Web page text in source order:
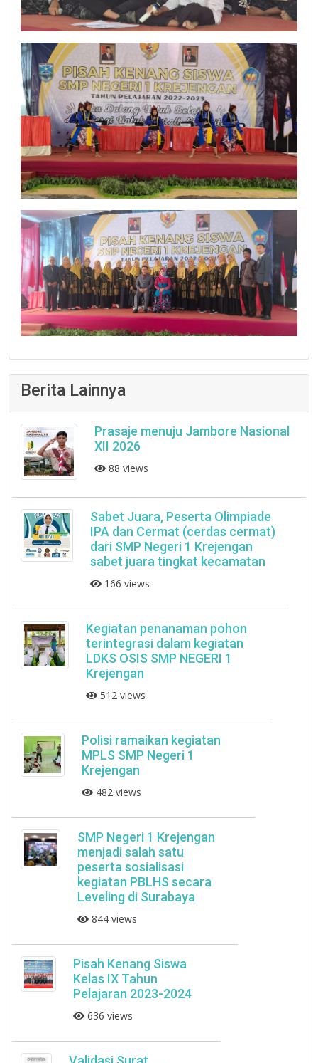
Berita Lainnya
Prasaje menuju Jambore Nasional
XII 2026
88 views
Sabet Juara, Peserta Olimpiade
IPA dan Cermat (cerdas cermat)
dari SMP Negeri 1 Krejengan
sabet juara tingkat kecamatan
166 views
Kegiatan penanaman pohon
terintegrasi dalam kegiatan
LDKS OSIS SMP NEGERI 1
Krejengan
512 views
Polisi ramaikan kegiatan
MPLS SMP Negeri 1
Krejengan
482 views
SMP Negeri 1 Krejengan
menjadi salah satu
peserta sosialisasi
kegiatan PBLHS secara
Leveling di Surabaya
844 views
Pisah Kenang Siswa
Kelas IX Tahun
Pelajaran 2023-2024
636 views